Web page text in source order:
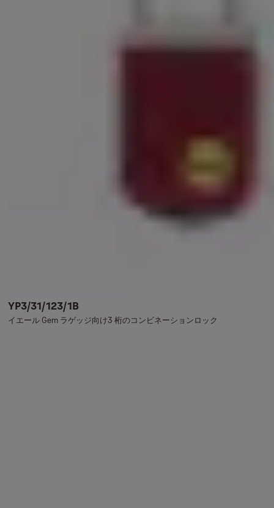
YP3/31/123/1B
イエール Gem ラゲッジ向け3 桁のコンビネーションロック